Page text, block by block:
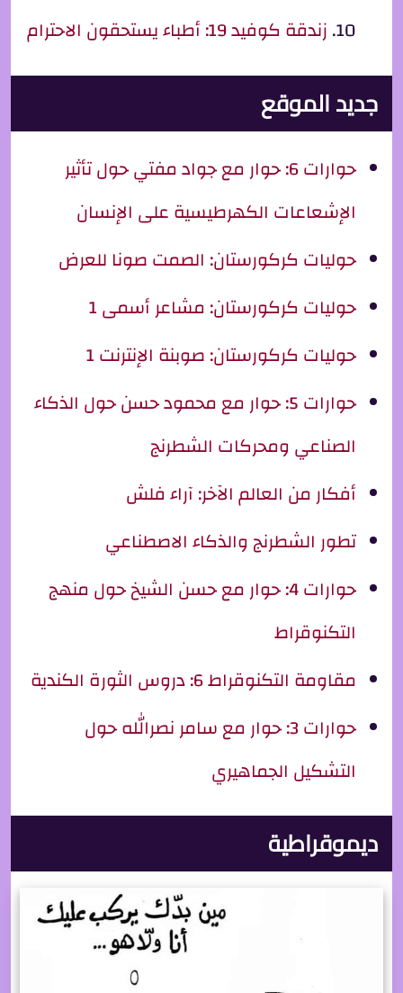
زندقة كوفيد 19: أطباء يستحقون الاحترام
جديد الموقع
حوارات 6: حوار مع جواد مفتي حول تأثير
الإشعاعات الكهرطيسية على الإنسان
حوليات كركورستان: الصمت صونا للعرض
حوليات كركورستان: مشاعر أسمى 1
حوليات كركورستان: صوبنة الإنترنت 1
حوارات 5: حوار مع محمود حسن حول الذكاء
الصناعي ومحركات الشطرنج
أفكار من العالم الآخر: آراء فلش
تطور الشطرنج والذكاء الاصطناعي
حوارات 4: حوار مع حسن الشيخ حول منهج
التكنوقراط
مقاومة التكنوقراط 6: دروس الثورة الكندية
حوارات 3: حوار مع سامر نصرالله حول
التشكيل الجماهيري
ديموقراطية